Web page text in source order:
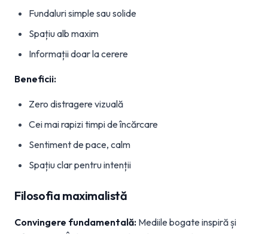
Fundaluri simple sau solide
Spațiu alb maxim
Informații doar la cerere
Beneficii:
Zero distragere vizuală
Cei mai rapizi timpi de încărcare
Sentiment de pace, calm
Spațiu clar pentru intenții
Filosofia maximalistă
Convingere fundamentală: Mediile bogate inspiră și